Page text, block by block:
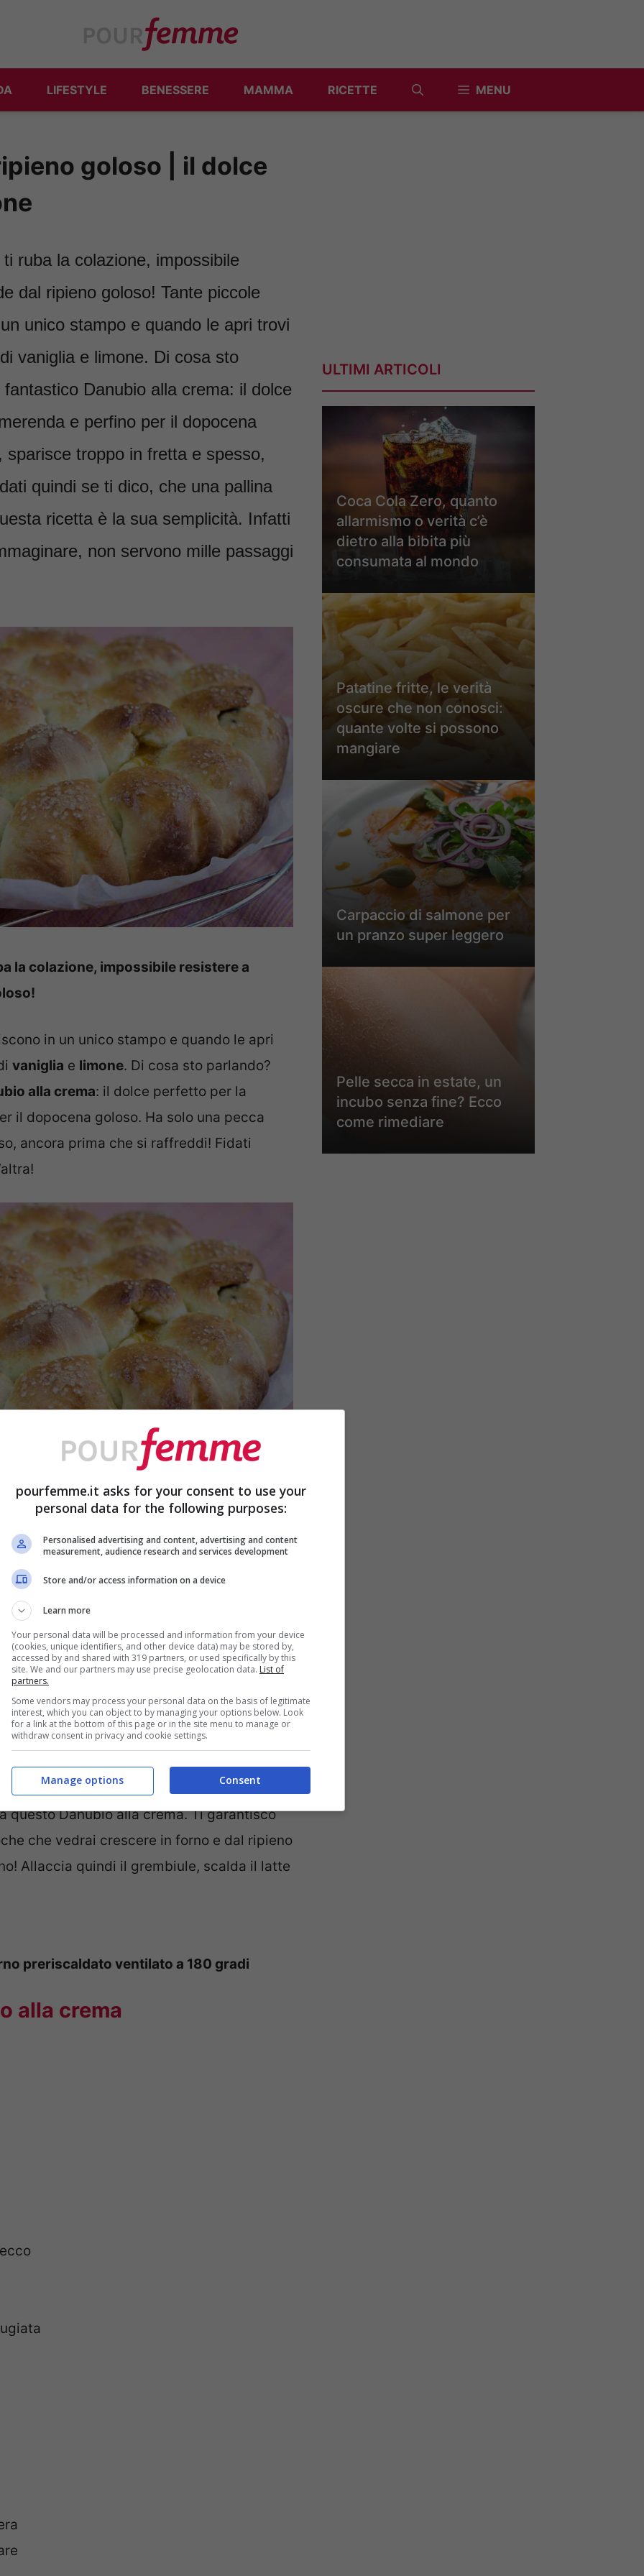
LIFESTYLE BENESSERE MAMMA RICETTE MENU
goloso | il dolce
ruba la colazione, impossibile
dal ripieno goloso! Tante piccole
unico stampo e quando le apri trovi
vaniglia e limone. Di cosa sto
Danubio alla crema: il dolce
e perfino per il dopocena
troppo in fretta e spesso,
quindi se ti dico, che una pallina
ricetta è la sua semplicità. Infatti
non servono mille passaggi
la colazione, impossibile resistere a
in un unico stampo e quando le apri
vaniglia e limone. Di cosa sto parlando?
alla crema: il dolce perfetto per la
il dopocena goloso. Ha solo una pecca
ancora prima che si raffreddi! Fidati
sua semplicità. Infatti a differenza di quello
passaggi complicati ma solo un po’ di
che hai già quasi tutti in dispensa. Il
una nuvola e con un ripieno che ti fa
questo nessuno gli sa resistere!
PERFETTO PER OGNI
o semplicemente vuoi conquistare
questo Danubio alla crema. Ti garantisco
che vedrai crescere in forno e dal ripieno
Allaccia quindi il grembiule, scalda il latte
preriscaldato ventilato a 180 gradi
alla crema
ULTIMI ARTICOLI
Coca Cola Zero, quanto
allarmismo o verità c’è
dietro alla bibita più
consumata al mondo
Patatine fritte, le verità
oscure che non conosci:
quante volte si possono
mangiare
Carpaccio di salmone per
un pranzo super leggero
Pelle secca in estate, un
incubo senza fine? Ecco
come rimediare
pourfemme.it asks for your consent to use your
personal data for the following purposes:
Personalised advertising and content, advertising and content
measurement, audience research and services development
Store and/or access information on a device
Learn more
Your personal data will be processed and information from your device
(cookies, unique identifiers, and other device data) may be stored by,
accessed by and shared with 319 partners, or used specifically by this
site. We and our partners may use precise geolocation data. List of
partners.
Some vendors may process your personal data on the basis of legitimate
interest, which you can object to by managing your options below. Look
for a link at the bottom of this page or in the site menu to manage or
withdraw consent in privacy and cookie settings.
Consent
Manage options